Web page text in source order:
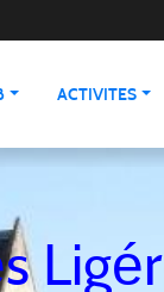
ACTIVITES